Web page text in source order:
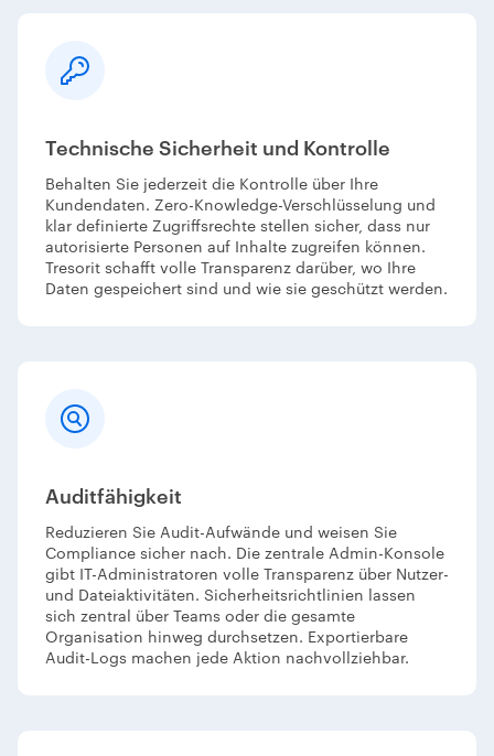
Technische Sicherheit und Kontrolle
Behalten Sie jederzeit die Kontrolle über Ihre
Kundendaten. Zero-Knowledge-Verschlüsselung und
klar definierte Zugriffsrechte stellen sicher, dass nur
autorisierte Personen auf Inhalte zugreifen können.
Tresorit schafft volle Transparenz darüber, wo Ihre
Daten gespeichert sind und wie sie geschützt werden.
Auditfähigkeit
Reduzieren Sie Audit-Aufwände und weisen Sie
Compliance sicher nach. Die zentrale Admin-Konsole
gibt IT-Administratoren volle Transparenz über Nutzer-
und Dateiaktivitäten. Sicherheitsrichtlinien lassen
sich zentral über Teams oder die gesamte
Organisation hinweg durchsetzen. Exportierbare
Audit-Logs machen jede Aktion nachvollziehbar.